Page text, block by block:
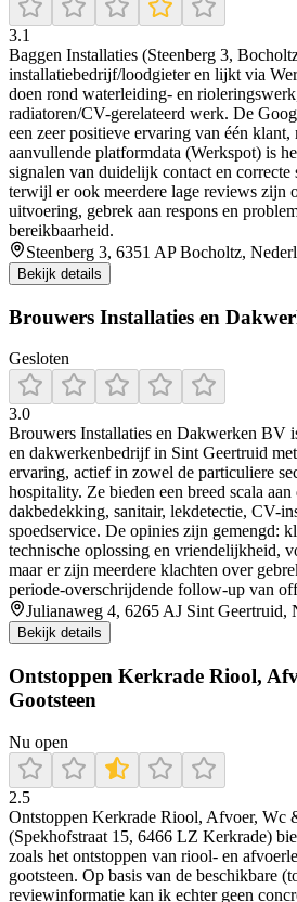
3.1
Baggen Installaties (Steenberg 3,
installatiebedrijf/loodgieter en lijkt via
doen rond waterleiding- en
radiatoren/CV-gerelateerd werk. De
een zeer positieve ervaring van één klant,
aanvullende platformdata (Werkspot) is
signalen van duidelijk contact en correcte
terwijl er ook meerdere lage reviews zijn
uitvoering, gebrek aan respons en
bereikbaarheid.
Steenberg 3, 6351 AP Bocholtz,
Bekijk details
Brouwers Installaties en
Gesloten
3.0
Brouwers Installaties en Dakwerken BV
en dakwerkenbedrijf in Sint Geertruid
ervaring, actief in zowel de particuliere
hospitality. Ze bieden een breed scala aan
dakbedekking, sanitair, lekdetectie, CV-
spoedservice. De opinies zijn gemengd:
technische oplossing en vriendelijkheid,
maar er zijn meerdere klachten over
periode-overschrijdende follow-up van
Julianaweg 4, 6265 AJ Sint Geertruid,
Bekijk details
Ontstoppen Kerkrade Riool,
Gootsteen
Nu open
2.5
Ontstoppen Kerkrade Riool, Afvoer, Wc
(Spekhofstraat 15, 6466 LZ Kerkrade)
zoals het ontstoppen van riool- en
gootsteen. Op basis van de beschikbare
reviewinformatie kan ik echter geen